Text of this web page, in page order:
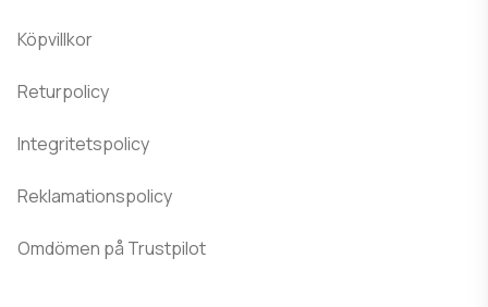
Köpvillkor
Returpolicy
Integritetspolicy
Reklamationspolicy
Omdömen på Trustpilot